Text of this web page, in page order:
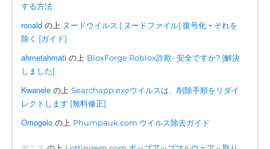
する方法
ronald の上 ヌードウイルス [.ヌードファイル] 復号化 + それを
除く [ガイド]
ahmetahmati の上 BloxForge Roblox詐欺- 安全ですか? [解決
しました]
Kwanele の上Searchapp.exeウイルスは、削除手順をリダイ
レクトします [無料修正]
Omogolo の上 Phumpauk.com ウイルス除去ガイド